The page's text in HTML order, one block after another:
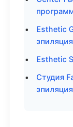
Esthetic
Esthetic
Студия